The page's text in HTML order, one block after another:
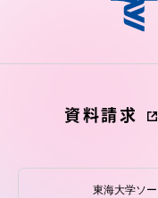
資料請求
東海大学ソ